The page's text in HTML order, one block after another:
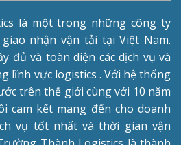
là một trong những công ty
nhận vận tải tại Việt Nam.
đủ và toàn diện các dịch vụ và
lĩnh vực logistics . Với hệ thống
trên thế giới cùng với 10 năm
cam kết mang đến cho doanh
vụ tốt nhất và thời gian vận